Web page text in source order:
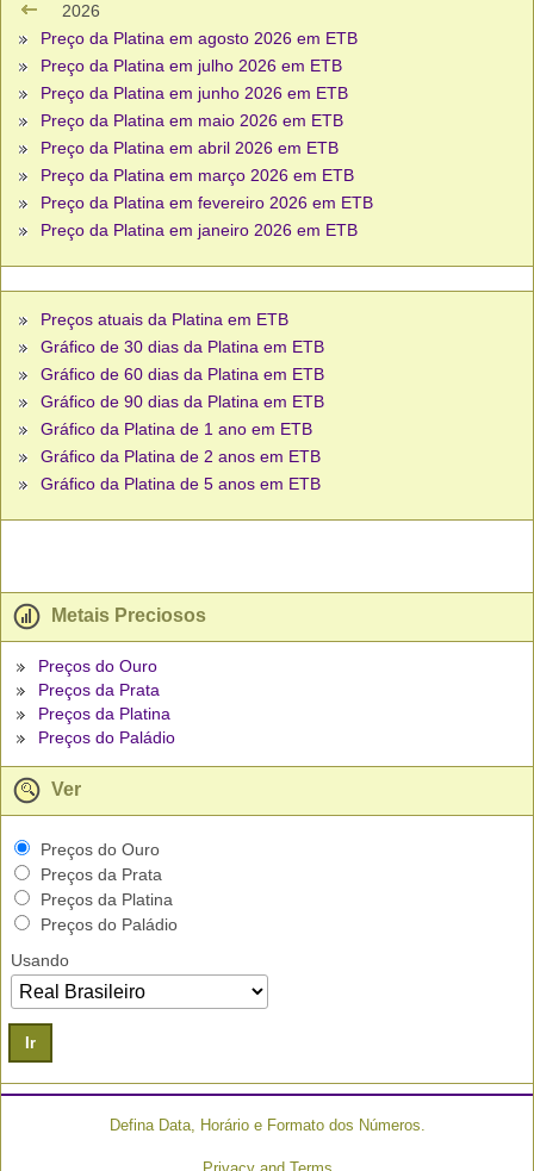
2026
Preço da Platina em agosto 2026 em ETB
Preço da Platina em julho 2026 em ETB
Preço da Platina em junho 2026 em ETB
Preço da Platina em maio 2026 em ETB
Preço da Platina em abril 2026 em ETB
Preço da Platina em março 2026 em ETB
Preço da Platina em fevereiro 2026 em ETB
Preço da Platina em janeiro 2026 em ETB
Preços atuais da Platina em ETB
Gráfico de 30 dias da Platina em ETB
Gráfico de 60 dias da Platina em ETB
Gráfico de 90 dias da Platina em ETB
Gráfico da Platina de 1 ano em ETB
Gráfico da Platina de 2 anos em ETB
Gráfico da Platina de 5 anos em ETB
Metais Preciosos
Preços do Ouro
Preços da Prata
Preços da Platina
Preços do Paládio
Ver
Preços do Ouro
Preços da Prata
Preços da Platina
Preços do Paládio
Usando
Ir
Defina Data, Horário e Formato dos Números.
Privacy and Terms